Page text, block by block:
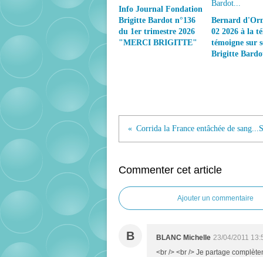
Info Journal Fondation
Brigitte Bardot n°136
du 1er trimestre 2026
"MERCI BRIGITTE"
Bernard
02 2026 à la
témoigne sur
Brigitte
Commenter cet article
Ajouter un commentaire
B BLANC Michelle 23/04/2011
<br /> <br /> Je partage